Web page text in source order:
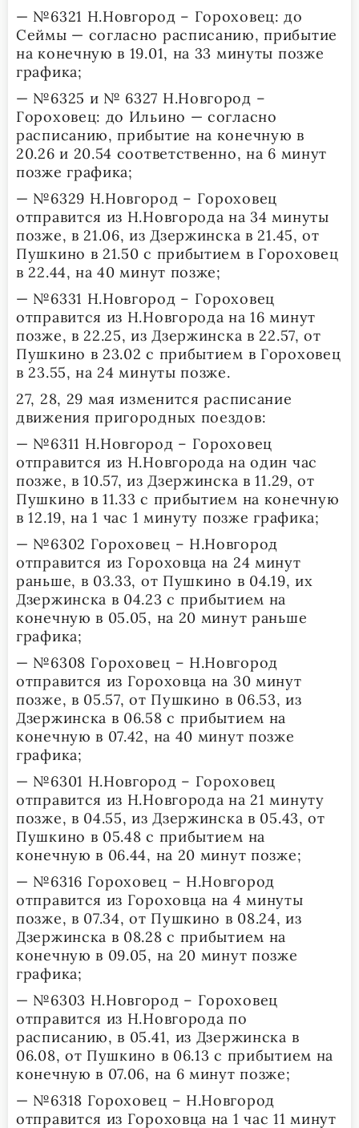
— №6321 Н.Новгород – Гороховец: до
Сеймы — согласно расписанию, прибытие
на конечную в 19.01, на 33 минуты позже
графика;
— №6325 и № 6327 Н.Новгород –
Гороховец: до Ильино — согласно
расписанию, прибытие на конечную в
20.26 и 20.54 соответственно, на 6 минут
позже графика;
— №6329 Н.Новгород – Гороховец
отправится из Н.Новгорода на 34 минуты
позже, в 21.06, из Дзержинска в 21.45, от
Пушкино в 21.50 с прибытием в Гороховец
в 22.44, на 40 минут позже;
— №6331 Н.Новгород – Гороховец
отправится из Н.Новгорода на 16 минут
позже, в 22.25, из Дзержинска в 22.57, от
Пушкино в 23.02 с прибытием в Гороховец
в 23.55, на 24 минуты позже.
27, 28, 29 мая изменится расписание
движения пригородных поездов:
— №6311 Н.Новгород – Гороховец
отправится из Н.Новгорода на один час
позже, в 10.57, из Дзержинска в 11.29, от
Пушкино в 11.33 с прибытием на конечную
в 12.19, на 1 час 1 минуту позже графика;
— №6302 Гороховец – Н.Новгород
отправится из Гороховца на 24 минут
раньше, в 03.33, от Пушкино в 04.19, их
Дзержинска в 04.23 с прибытием на
конечную в 05.05, на 20 минут раньше
графика;
— №6308 Гороховец – Н.Новгород
отправится из Гороховца на 30 минут
позже, в 05.57, от Пушкино в 06.53, из
Дзержинска в 06.58 с прибытием на
конечную в 07.42, на 40 минут позже
графика;
— №6301 Н.Новгород – Гороховец
отправится из Н.Новгорода на 21 минуту
позже, в 04.55, из Дзержинска в 05.43, от
Пушкино в 05.48 с прибытием на
конечную в 06.44, на 20 минут позже;
— №6316 Гороховец – Н.Новгород
отправится из Гороховца на 4 минуты
позже, в 07.34, от Пушкино в 08.24, из
Дзержинска в 08.28 с прибытием на
конечную в 09.05, на 20 минут позже
графика;
— №6303 Н.Новгород – Гороховец
отправится из Н.Новгорода по
расписанию, в 05.41, из Дзержинска в
06.08, от Пушкино в 06.13 с прибытием на
конечную в 07.06, на 6 минут позже;
— №6318 Гороховец – Н.Новгород
отправится из Гороховца на 1 час 11 минут